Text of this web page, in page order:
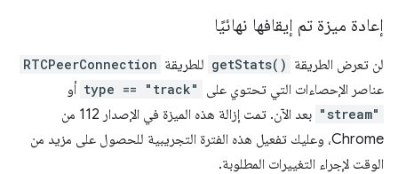
إعادة ميزة تم إيقافها نهائيًا
لن تعرض الطريقة getStats() للطريقة RTCPeerConnection
عناصر الإحصاءات التي تحتوي على type == "track" أو
"stream"
بعد الآن. تمت إزالة هذه الميزة في الإصدار 112 من
Chrome، وعليك تفعيل هذه الفترة التجريبية للحصول على مزيد من
الوقت لإجراء التغييرات المطلوبة.